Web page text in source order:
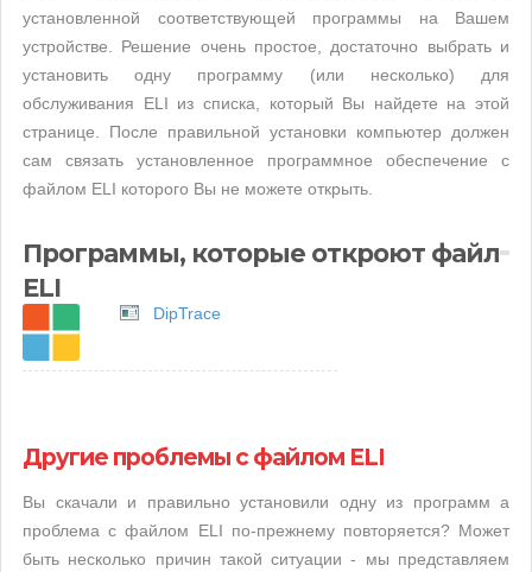
установленной соответствующей программы на Вашем
устройстве. Решение очень простое, достаточно выбрать и
установить одну программу (или несколько) для
обслуживания ELI из списка, который Вы найдете на этой
странице. После правильной установки компьютер должен
сам связать установленное программное обеспечение с
файлом ELI которого Вы не можете открыть.
Программы, которые откроют файл
ELI
DipTrace
Другие проблемы с файлом ELI
Вы скачали и правильно установили одну из программ а
проблема с файлом ELI по-прежнему повторяется? Может
быть несколько причин такой ситуации - мы представляем